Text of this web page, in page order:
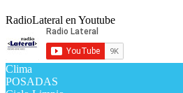
RadioLateral en Youtube
Clima
POSADAS